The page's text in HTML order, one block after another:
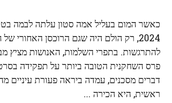
כאשר המום בעליל אמה סטון עלתה לבמה
2024, רק הולם היה שגם הרוכסן האחורי
להתרגשות. בתפרי השלמות, האנושות מציץ
פרס השחקנית הטובה ביותר על תפקידה בסרט
דברים מסכנים, עמדה ביראה פעורת עיניים
ראשית, היא הכירה ...